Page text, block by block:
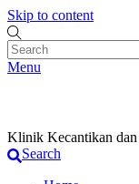
Skip to content
Menu
Klinik Kecantikan dan
Search